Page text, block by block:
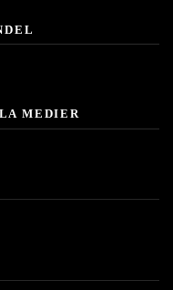
MEDIER